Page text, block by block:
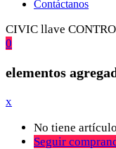
Contáctanos
CIVIC llave
0
elementos
x
No tiene
Seguir